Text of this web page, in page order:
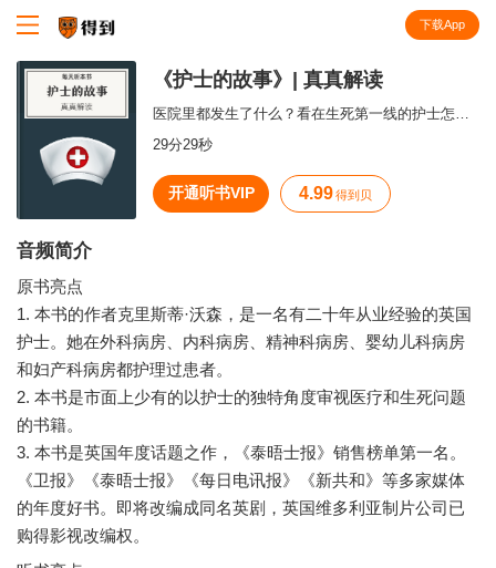
下载App
《护士的故事》| 真真解读
医院里都发生了什么？看在生死第一线的护士怎么说。
29分29秒
开通听书VIP 4.99 得到贝
音频简介
原书亮点
1. 本书的作者克里斯蒂·沃森，是一名有二十年从业经验的英国
护士。她在外科病房、内科病房、精神科病房、婴幼儿科病房
和妇产科病房都护理过患者。
2. 本书是市面上少有的以护士的独特角度审视医疗和生死问题
的书籍。
3. 本书是英国年度话题之作，《泰晤士报》销售榜单第一名。
《卫报》《泰晤士报》《每日电讯报》《新共和》等多家媒体
的年度好书。即将改编成同名英剧，英国维多利亚制片公司已